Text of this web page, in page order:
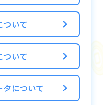
い環境では、ポリ
い場合がありま
さい。
ついて
ついて
について